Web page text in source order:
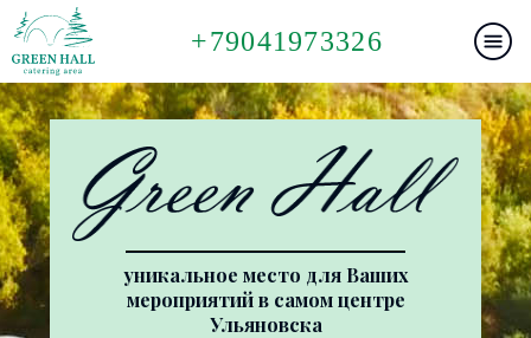
+79041973326
уникальное место для Ваших
мероприятий в самом центре
Ульяновска